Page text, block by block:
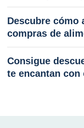
Descubre cómo
compras de
Consigue
te encantan con